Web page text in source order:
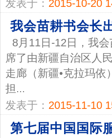
发表于： 2015-10-20
我会苗耕书会长
8月11日-12日，我
席了由新疆自治区人
走廊（新疆•克拉玛依
担...
发表于： 2015-11-10
第七届中国国际